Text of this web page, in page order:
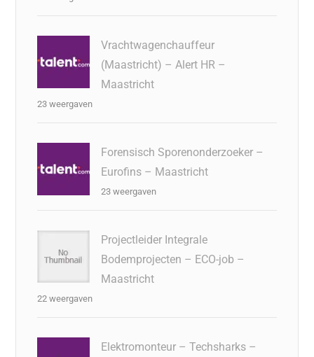
Vrachtwagenchauffeur
(Maastricht) – Alert HR –
Maastricht
23 weergaven
Forensisch Sporenonderzoeker –
Eurofins – Maastricht
23 weergaven
Projectleider Integrale
Bodemprojecten – ECO-job –
Maastricht
22 weergaven
Elektromonteur – Techsharks –